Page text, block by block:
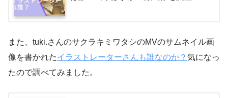
また、tuki.さんのサクラキミワタシのMVのサムネイル画
像を書かれたイラストレーターさんも誰なのか？ 気になっ
たので調べてみました。